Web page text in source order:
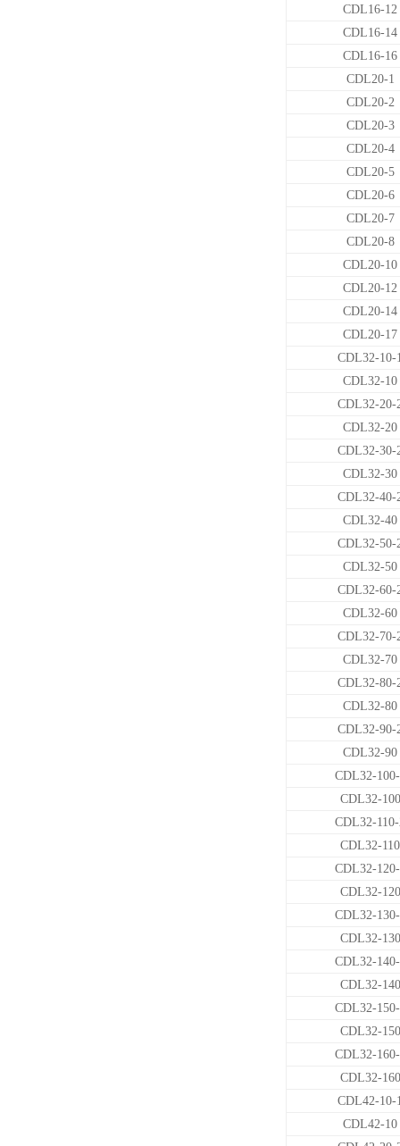
CDL16-12
CDL16-14
CDL16-16
CDL20-1
CDL20-2
CDL20-3
CDL20-4
CDL20-5
CDL20-6
CDL20-7
CDL20-8
CDL20-10
CDL20-12
CDL20-14
CDL20-17
CDL32-10-
CDL32-10
CDL32-20-
CDL32-20
CDL32-30-
CDL32-30
CDL32-40-
CDL32-40
CDL32-50-
CDL32-50
CDL32-60-
CDL32-60
CDL32-70-
CDL32-70
CDL32-80-
CDL32-80
CDL32-90-
CDL32-90
CDL32-
CDL32-100
CDL32-
CDL32-110
CDL32-
CDL32-120
CDL32-
CDL32-130
CDL32-
CDL32-140
CDL32-
CDL32-150
CDL32-
CDL32-160
CDL42-10-
CDL42-10